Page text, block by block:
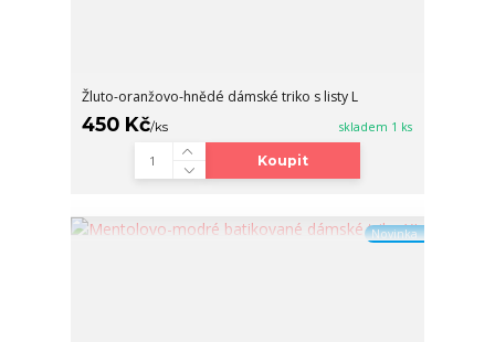
Žluto-oranžovo-hnědé dámské triko s listy L
450 Kč/ks skladem 1 ks
Koupit
Novinka